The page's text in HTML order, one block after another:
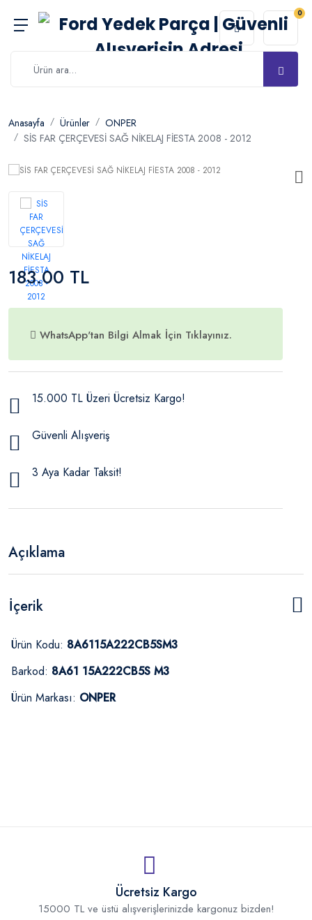
0
Anasayfa Ürünler
ONPER
SİS FAR ÇERÇEVESİ SAĞ NİKELAJ FİESTA 2008 - 2012
183.00 TL
WhatsApp'tan Bilgi Almak İçin Tıklayınız.
15.000 TL Üzeri Ücretsiz Kargo!
Güvenli Alışveriş
3 Aya Kadar Taksit!
Açıklama
İçerik
Ürün Kodu: 8A6115A222CB5SM3
Barkod: 8A61 15A222CB5S M3
Ürün Markası: ONPER
Ücretsiz Kargo
15000 TL ve üstü alışverişlerinizde kargonuz bizden!